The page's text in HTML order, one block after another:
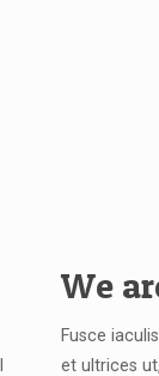
We
Fusce
et ultrices